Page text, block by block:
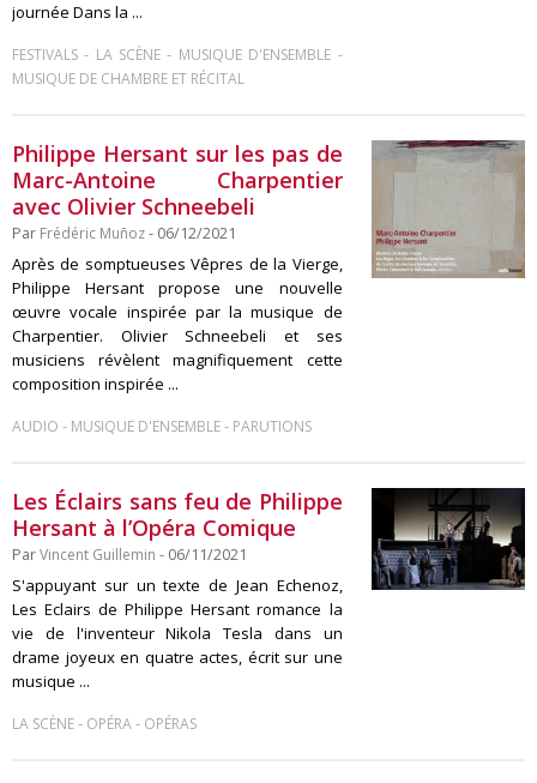
journée Dans la ...
FESTIVALS - LA SCÈNE - MUSIQUE D'ENSEMBLE -
MUSIQUE DE CHAMBRE ET RÉCITAL
Philippe Hersant sur les pas de
Marc-Antoine Charpentier
avec Olivier Schneebeli
Par Frédéric Muñoz- 06/12/2021
Après de somptueuses Vêpres de la Vierge,
Philippe Hersant propose une nouvelle
œuvre vocale inspirée par la musique de
Charpentier. Olivier Schneebeli et ses
musiciens révèlent magnifiquement cette
composition inspirée ...
AUDIO - MUSIQUE D'ENSEMBLE- PARUTIONS
Les Éclairs sans feu de Philippe
Hersant à l’Opéra Comique
ParVincent Guillemin - 06/11/2021
S'appuyant sur un texte de Jean Echenoz,
Les Eclairs de Philippe Hersant romance la
vie de l'inventeur Nikola Tesla dans un
drame joyeux en quatre actes, écrit sur une
musique ...
LA SCÈNE- OPÉRA- OPÉRAS